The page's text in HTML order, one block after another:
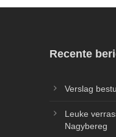
Recente
Verslag
Leuke
Nagybereg